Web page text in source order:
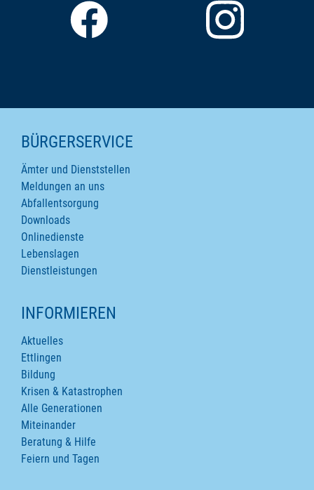
SEITENINHALTE
BÜRGERSERVICE
Ämter und Dienststellen
Meldungen an uns
Abfallentsorgung
Downloads
Onlinedienste
Lebenslagen
Dienstleistungen
INFORMIEREN
Aktuelles
Ettlingen
Bildung
Krisen & Katastrophen
Alle Generationen
Miteinander
Beratung & Hilfe
Feiern und Tagen